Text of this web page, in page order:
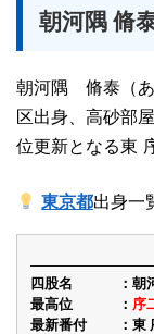
朝河隅 脩
朝河隅 脩泰（
区出身、高砂部
位更新となる東
東京都出身一
四股名
朝
最高位
序
最新番付
東